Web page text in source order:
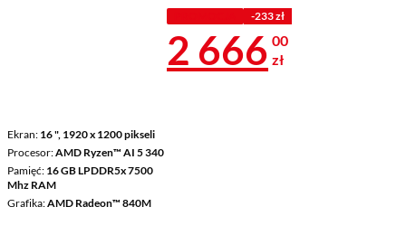
Ekran 16 ", 1920 x 1200 pikseli
Procesor AMD Ryzen™ AI 5 340
Pamięć 16 GB LPDDR5x 7500
Mhz RAM
Grafika AMD Radeon™ 840M
-233 zł
Cena 2 666 zł
2 666 00
zł